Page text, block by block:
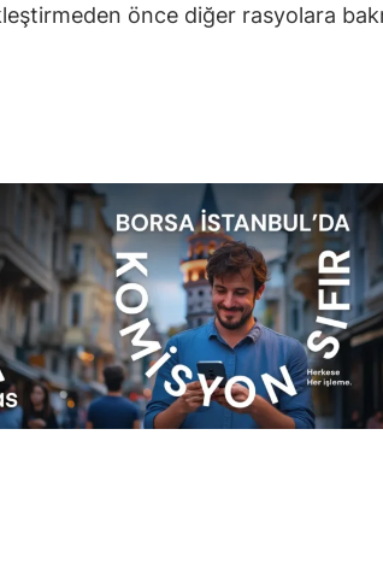
önce diğer rasyolara